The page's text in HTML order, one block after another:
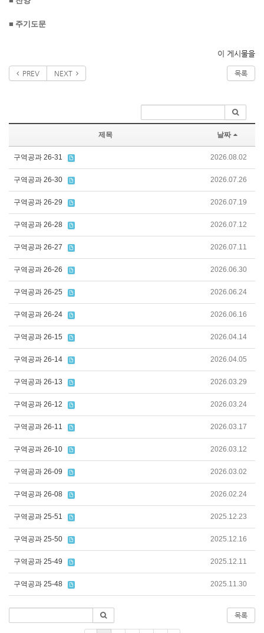
■ 주기도문
이 게시물을
PREV NEXT 목록
제목 날짜
구역공과 26-31 2026.08.02
구역공과 26-30 2026.07.26
구역공과 26-29 2026.07.19
구역공과 26-28 2026.07.12
구역공과 26-27 2026.07.11
구역공과 26-26 2026.06.30
구역공과 26-25 2026.06.24
구역공과 26-24 2026.06.16
구역공과 26-15 2026.04.14
구역공과 26-14 2026.04.05
구역공과 26-13 2026.03.29
구역공과 26-12 2026.03.24
구역공과 26-11 2026.03.17
구역공과 26-10 2026.03.12
구역공과 26-09 2026.03.02
구역공과 26-08 2026.02.24
구역공과 25-51 2025.12.23
구역공과 25-50 2025.12.16
구역공과 25-49 2025.12.11
구역공과 25-48 2025.11.30
목록